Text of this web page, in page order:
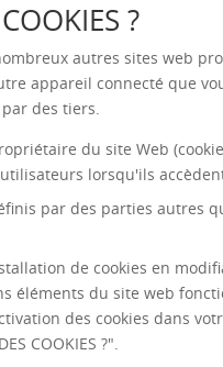
?
autres sites web
appareil connecté que
des tiers.
du site Web
lorsqu'ils
par des parties
de cookies en
éléments du site web
des cookies dans
COOKIES ?".